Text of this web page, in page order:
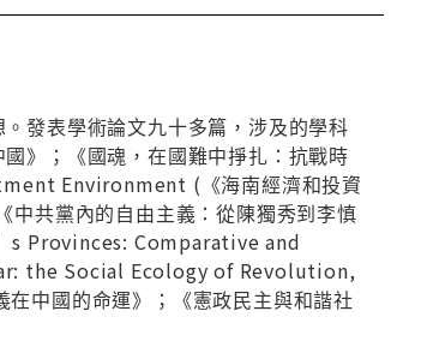
發表學術論文九十多篇，涉及的學科
》；《國魂，在國難中掙扎：抗戰時
Environment (《海南經濟和投資
中共黨內的自由主義：從陳獨秀到李慎
Provinces: Comparative and
the Social Ecology of Revolution,
中國的命運》；《憲政民主與和諧社